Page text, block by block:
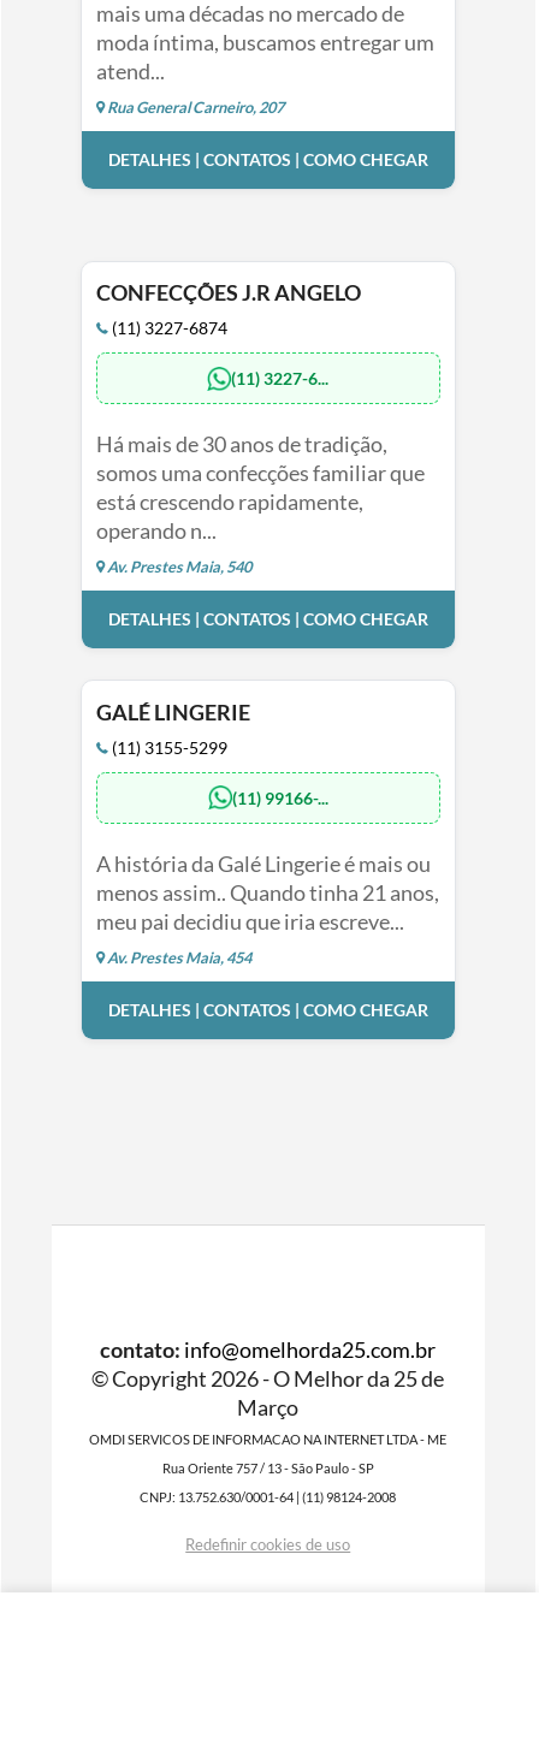
mais uma décadas no mercado de
moda íntima, buscamos entregar um
atend...
Rua General Carneiro, 207
DETALHES | CONTATOS | COMO CHEGAR
CONFECÇÕES J.R ANGELO
(11) 3227-6874
(11) 3227-6...
Há mais de 30 anos de tradição,
somos uma confecções familiar que
está crescendo rapidamente,
operando n...
Av. Prestes Maia, 540
DETALHES | CONTATOS | COMO CHEGAR
GALÉ LINGERIE
(11) 3155-5299
(11) 99166-...
A história da Galé Lingerie é mais ou
menos assim.. Quando tinha 21 anos,
meu pai decidiu que iria escreve...
Av. Prestes Maia, 454
DETALHES | CONTATOS | COMO CHEGAR
contato: info@omelhorda25.com.br
© Copyright 2026 - O Melhor da 25 de
Março
OMDI SERVICOS DE INFORMACAO NA INTERNET LTDA - ME
Rua Oriente 757 / 13 - São Paulo - SP
CNPJ: 13.752.630/0001-64 | (11) 98124-2008
Redefinir cookies de uso